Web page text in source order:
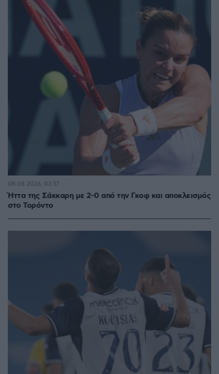
Ήττα της Σάκκαρη με 2-0 από την Γκοφ και αποκλεισμός
στο Τορόντο
08.08.2026, 03:37